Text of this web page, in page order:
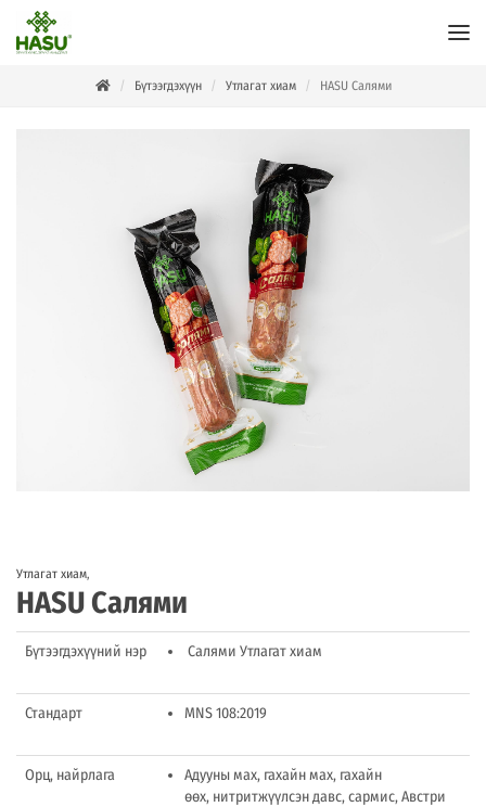
Бүтээгдэхүүн Утлагат хиам HASU Салями
Утлагат хиам,
HASU Салями
Бүтээгдэхүүний нэр Салями Утлагат хиам
Стандарт MNS 108:2019
Орц, найрлага
Адууны мах, гахайн мах, гахайн
өөх, нитритжүүлсэн давс, сармис, Австри